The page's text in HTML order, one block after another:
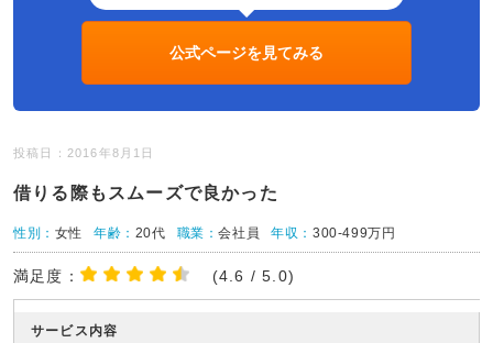
公式ページを見てみる
投稿日：2016年8月1日
借りる際もスムーズで良かった
性別： 女性 年齢： 20代 職業：会社員 年収：300-499万円
満足度： (4.6 / 5.0)
サービス内容